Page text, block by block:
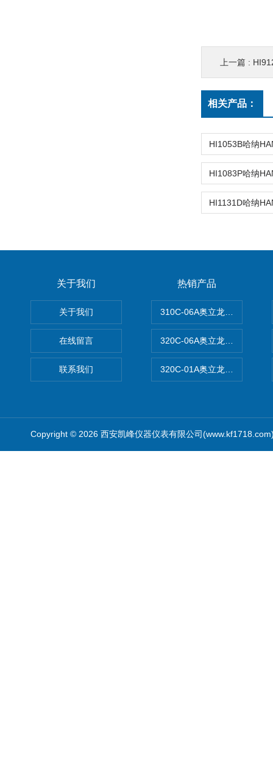
上一篇 :
相关产品：
关于我们
关于我们
在线留言
联系我们
热销产品
310C-06A奥立龙实验室台式
320C-06A奥立龙实验室便携
320C-01A奥立龙实验室便携
Copyright © 2026 西安凯峰仪器仪表有限公司